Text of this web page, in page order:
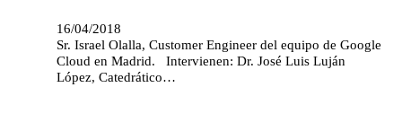
16/04/2018
Sr. Israel Olalla, Customer Engineer del equipo de Google
Cloud en Madrid. Intervienen: Dr. José Luis Luján
López, Catedrático…